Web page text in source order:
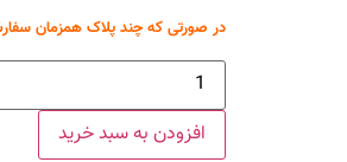
در صورتی که چند پلاک همزمان
طرح
گربه
کد
عددافزودن به سبد خرید